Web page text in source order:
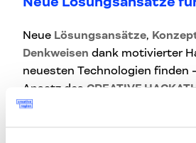
Neue Lösungsansätze,
Denkweisen dank motivierter
neuesten Technologien finden
Ansatz des CREATIVE
März 2021
innerhalb von48 Stundenan